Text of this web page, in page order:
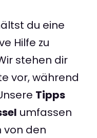
du eine
Hilfe zu
stehen dir
vor, während
Tipps
umfassen
von den